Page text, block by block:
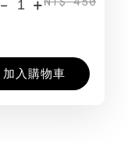
加入購物車